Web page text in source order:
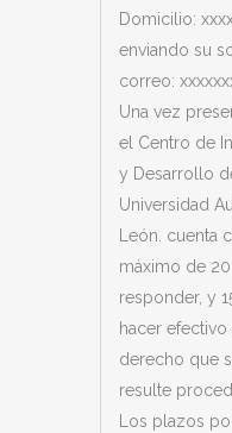
Domicilio:
enviando su
correo:
Una vez
el Centro de
y Desarrollo
Universidad
León. cuenta
máximo de
responder, y
hacer
derecho que
resulte
Los plazos